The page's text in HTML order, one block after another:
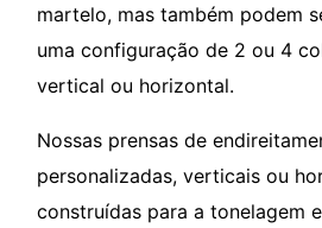
martelo, mas também podem
uma configuração de 2 ou 4
vertical ou horizontal.
Nossas prensas de
personalizadas, verticais ou
construídas para a tonelagem